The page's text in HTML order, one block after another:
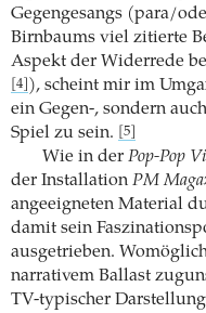
Gegengesangs (para/
Birnbaums viel zitierte
Aspekt der Widerrede
[4] ), scheint mir im
ein Gegen-, sondern
Spiel zu sein.
[5]
Wie in der Pop-Pop
der Installation PM
angeeigneten Material
damit sein
ausgetrieben.
narrativem Ballast
TV-typischer